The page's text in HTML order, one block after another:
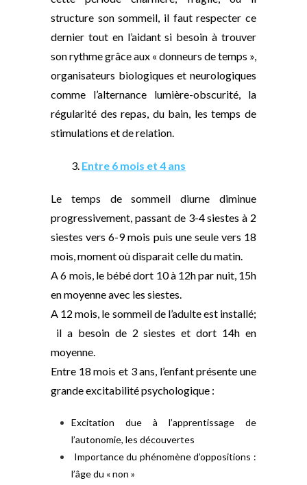
structure son sommeil, il faut respecter ce
dernier tout en l’aidant si besoin à trouver
son rythme grâce aux « donneurs de temps »,
organisateurs biologiques et neurologiques
comme l’alternance lumière-obscurité, la
régularité des repas, du bain, les temps de
stimulations et de relation.
3. Entre 6 mois et 4 ans
Le temps de sommeil diurne diminue
progressivement, passant de 3-4 siestes à 2
siestes vers 6-9 mois puis une seule vers 18
mois, moment où disparait celle du matin.
A 6 mois, le bébé dort 10 à 12h par nuit, 15h
en moyenne avec les siestes.
A 12 mois, le sommeil de l’adulte est installé;
il a besoin de 2 siestes et dort 14h en
moyenne.
Entre 18 mois et 3 ans, l’enfant présente une
grande excitabilité psychologique :
Excitation due à l’apprentissage de
l’autonomie, les découvertes
Importance du phénomène d’oppositions :
l’âge du « non »